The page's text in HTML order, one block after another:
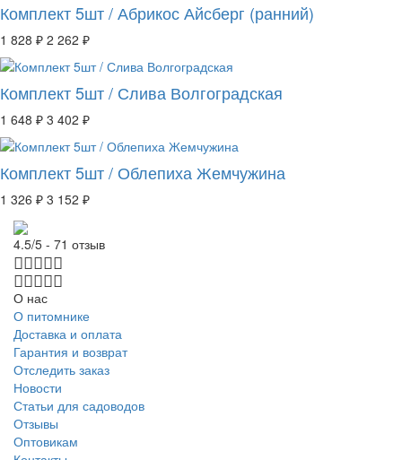
Комплект 5шт / Абрикос Айсберг (ранний)
1 828 ₽ 2 262 ₽
Комплект 5шт / Слива Волгоградская
1 648 ₽ 3 402 ₽
Комплект 5шт / Облепиха Жемчужина
1 326 ₽ 3 152 ₽
4.5/5 - 71 отзыв
О нас
О питомнике
Доставка и оплата
Гарантия и возврат
Отследить заказ
Новости
Статьи для садоводов
Отзывы
Оптовикам